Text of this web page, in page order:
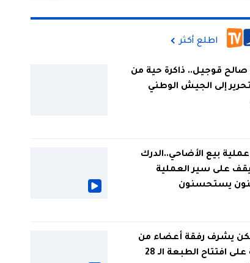
اطلع أكثر
صالح قوجيل.. ذاكرة حية من
إلى الجيش الوطني
بيع الأضاحي..الدرك
على سير العملية
يستحسنون
يشرف رفقة أعضاء من
الحكومة على افتتاح الطبعة الـ 28